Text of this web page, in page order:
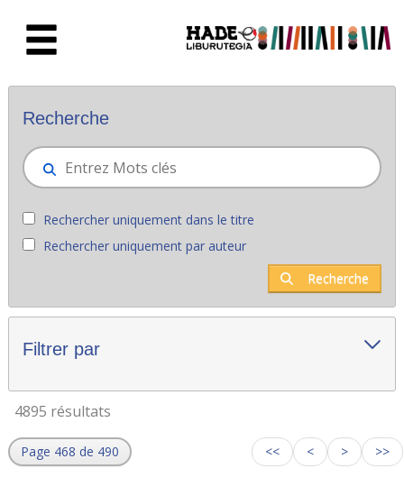
Nouveaux livres - Liburutegia
Recherche
Rechercher uniquement dans le titre
Rechercher uniquement par auteur
Recherche
Filtrer par
4895 résultats
Page 468 de 490 << < > >>